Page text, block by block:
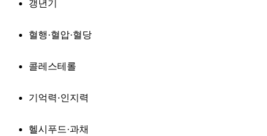
갱년기
혈행·혈압·혈당
콜레스테롤
기억력·인지력
헬시푸드·과채